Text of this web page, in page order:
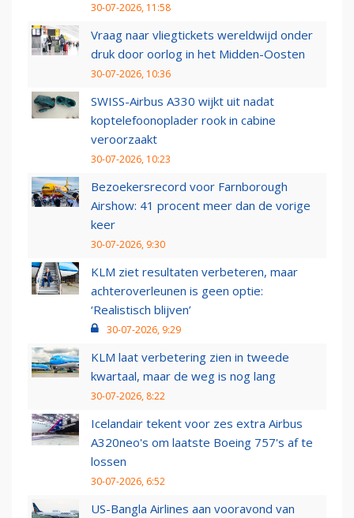
30-07-2026, 11:58
Vraag naar vliegtickets wereldwijd onder
druk door oorlog in het Midden-Oosten
30-07-2026, 10:36
SWISS-Airbus A330 wijkt uit nadat
koptelefoonoplader rook in cabine
veroorzaakt
30-07-2026, 10:23
Bezoekersrecord voor Farnborough
Airshow: 41 procent meer dan de vorige
keer
30-07-2026, 9:30
KLM ziet resultaten verbeteren, maar
achteroverleunen is geen optie:
‘Realistisch blijven’
30-07-2026, 9:29
KLM laat verbetering zien in tweede
kwartaal, maar de weg is nog lang
30-07-2026, 8:22
Icelandair tekent voor zes extra Airbus
A320neo's om laatste Boeing 757's af te
lossen
30-07-2026, 6:52
US-Bangla Airlines aan vooravond van